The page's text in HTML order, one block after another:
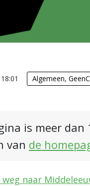
Algemeen,
is meer
van de
naar